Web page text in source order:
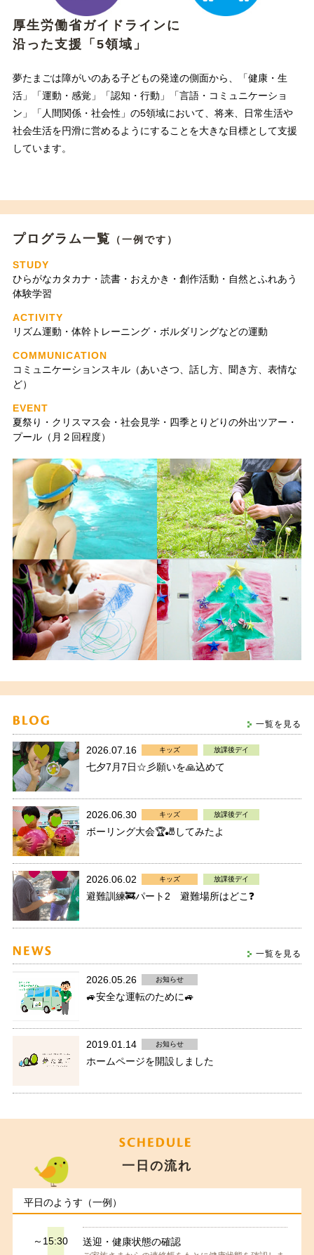
厚生労働省ガイドラインに
沿った支援「5領域」
夢たまごは障がいのある子どもの発達の側面から、「健康・生
活」「運動・感覚」「認知・行動」「言語・コミュニケーショ
ン」「人間関係・社会性」の5領域において、将来、日常生活や
社会生活を円滑に営めるようにすることを大きな目標として支援
しています。
プログラム一覧 （一例です）
STUDY
ひらがなカタカナ・読書・おえかき・創作活動・自然とふれあう
体験学習
ACTIVITY
リズム運動・体幹トレーニング・ボルダリングなどの運動
COMMUNICATION
コミュニケーションスキル（あいさつ、話し方、聞き方、表情な
ど）
EVENT
夏祭り・クリスマス会・社会見学・四季とりどりの外出ツアー・
プール（月２回程度）
一覧を見る
2026.07.16 キッズ 放課後デイ
七夕7月7日☆彡願いを🙏込めて
2026.06.30 キッズ 放課後デイ
ボーリング大会🏆🎳してみたよ
2026.06.02 キッズ 放課後デイ
避難訓練🚒パート2 避難場所はどこ❓
一覧を見る
2026.05.26 お知らせ
🚙安全な運転のために🚙
2019.01.14 お知らせ
ホームページを開設しました
一日の流れ
平日のようす（一例）
～15:30 送迎・健康状態の確認